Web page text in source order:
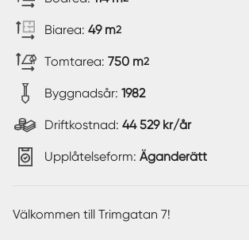
Biarea: 49 m2
Tomtarea: 750 m2
Byggnadsår: 1982
Driftkostnad: 44 529 kr/år
Upplåtelseform: Äganderätt
Välkommen till Trimgatan 7!